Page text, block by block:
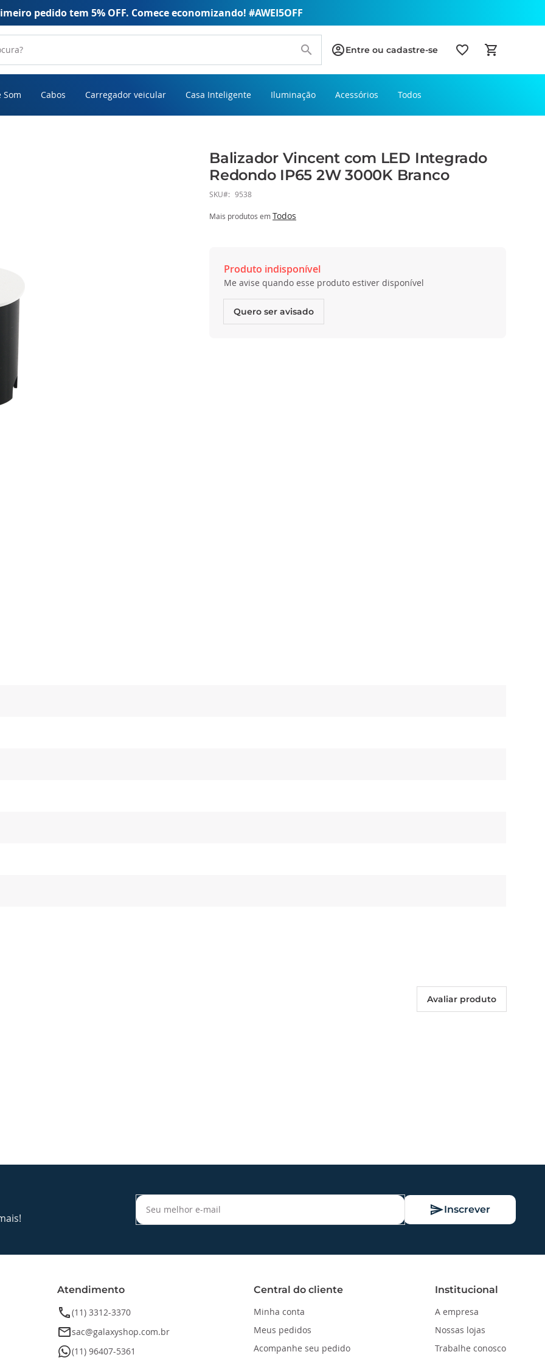
pedido tem 5% OFF. Comece economizando! #AWEI5OFF
Entre ou cadastre-se
Som Cabos Carregador veicular Casa Inteligente Iluminação Acessórios Todos
Balizador Vincent com LED Integrado
Redondo IP65 2W 3000K Branco
SKU 9538
Mais produtos emTodos
Produto indisponível
Me avise quando esse produto estiver disponível
Quero ser avisado
Avaliar produto
Inscrever
Atendimento
phone(11) 3312-3370
emailsac@galaxyshop.com.br
whatsapp(11) 96407-5361
Central do cliente
Minha conta
Meus pedidos
Acompanhe seu pedido
Institucional
A empresa
Nossas lojas
Trabalhe conosco